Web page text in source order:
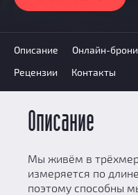
Описание Онлайн-
Рецензии Контакты
Описание
Мы живём в
измеряется по
поэтому способны